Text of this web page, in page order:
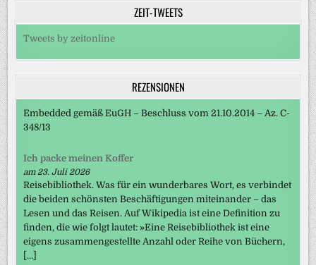
ZEIT-TWEETS
Tweets by zeitonline
REZENSIONEN
Embedded gemäß EuGH – Beschluss vom 21.10.2014 – Az. C-
348/13
Ich packe meinen Koffer
am 23. Juli 2026
Reisebibliothek. Was für ein wunderbares Wort, es verbindet
die beiden schönsten Beschäftigungen miteinander – das
Lesen und das Reisen. Auf Wikipedia ist eine Definition zu
finden, die wie folgt lautet: »Eine Reisebibliothek ist eine
eigens zusammengestellte Anzahl oder Reihe von Büchern,
[…]